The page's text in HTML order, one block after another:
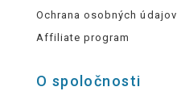
Ochrana osobných údajov
Affiliate program
O spoločnosti